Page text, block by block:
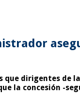
dirigentes de
la concesión -